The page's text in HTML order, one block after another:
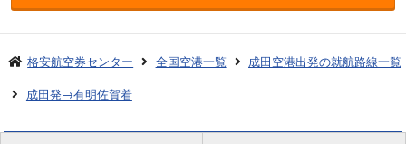
格安航空券センター 全国空港一覧
成田空港出発の就航路線一覧
成田発→有明佐賀着